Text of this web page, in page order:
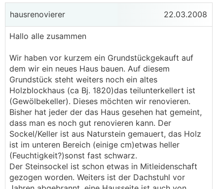
hausrenovierer 22.03.2008
Hallo alle zusammen
Wir haben vor kurzem ein Grundstückgekauft auf
dem wir ein neues Haus bauen. Auf diesem
Grundstück steht weiters noch ein altes
Holzblockhaus (ca Bj. 1820)das teilunterkellert ist
(Gewölbekeller). Dieses möchten wir renovieren.
Bisher hat jeder der das Haus gesehen hat gemeint,
dass man es noch gut renovieren kann. Der
Sockel/Keller ist aus Naturstein gemauert, das Holz
ist im unteren Bereich (einige cm)etwas heller
(Feuchtigkeit?)sonst fast schwarz.
Der Steinsockel ist schon etwas in Mitleidenschaft
gezogen worden. Weiters ist der Dachstuhl vor